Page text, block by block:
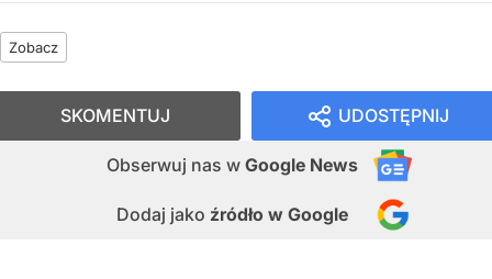
Zobacz
UDOSTĘPNIJ
Obserwuj nas w Google News
Dodaj jako źródło w Google
SKOMENTUJ